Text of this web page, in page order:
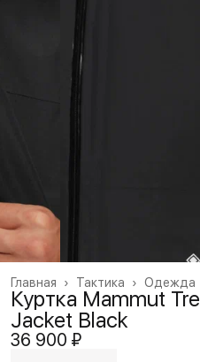
Одежда
Тактика ›
Главная ›
Куртка Mammut
Jacket Black
36 900 ₽